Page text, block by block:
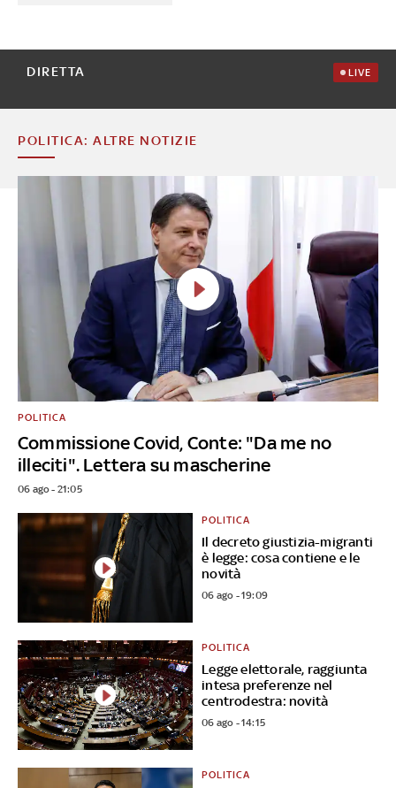
DIRETTA LIVE
POLITICA: ALTRE NOTIZIE
Commissione Covid, Conte: "Da me no
illeciti". Lettera su mascherine
POLITICA
06 ago - 21:05
Il decreto giustizia-migranti
è legge: cosa contiene e le
novità
POLITICA
06 ago - 19:09
Legge elettorale, raggiunta
intesa preferenze nel
centrodestra: novità
POLITICA
06 ago - 14:15
POLITICA